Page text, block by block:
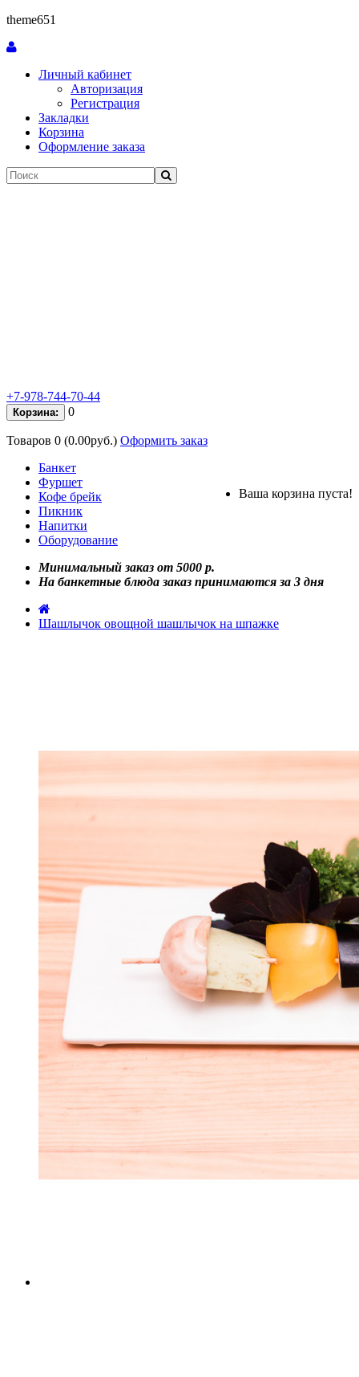
theme651
Личный кабинет
Авторизация
Регистрация
Закладки
Корзина
Оформление заказа
+7-978-744-70-44
Корзина: 0
Товаров 0 (0.00руб.) Оформить заказ
Ваша корзина пуста!
Банкет
Фуршет
Кофе брейк
Пикник
Напитки
Оборудование
Минимальный заказ от 5000 р.
На банкетные блюда заказ принимаются за 3 дня
Шашлычок овощной шашлычок на шпажке